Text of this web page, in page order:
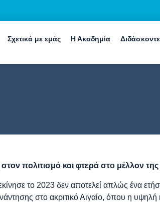
Σχετικά με εμάς Η Ακαδημία
πολιτισμό και φτερά στο μέλλον της
το 2023 δεν αποτελεί απλώς ένα
στο ακριτικό Αιγαίο, όπου η